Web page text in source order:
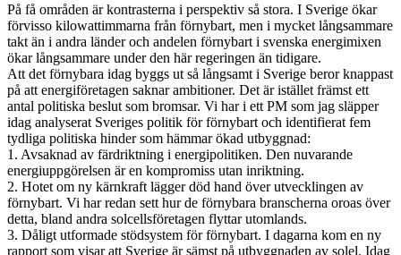
På få områden är kontrasterna i perspektiv så stora. I Sverige ökar
förvisso kilowattimmarna från förnybart, men i mycket långsammare
takt än i andra länder och andelen förnybart i svenska energimixen
ökar långsammare under den här regeringen än tidigare.
Att det förnybara idag byggs ut så långsamt i Sverige beror knappast
på att energiföretagen saknar ambitioner. Det är istället främst ett
antal politiska beslut som bromsar. Vi har i ett PM som jag släpper
idag analyserat Sveriges politik för förnybart och identifierat fem
tydliga politiska hinder som hämmar ökad utbyggnad:
1. Avsaknad av färdriktning i energipolitiken. Den nuvarande
energiuppgörelsen är en kompromiss utan inriktning.
2. Hotet om ny kärnkraft lägger död hand över utvecklingen av
förnybart. Vi har redan sett hur de förnybara branscherna oroas över
detta, bland andra solcellsföretagen flyttar utomlands.
3. Dåligt utformade stödsystem för förnybart. I dagarna kom en ny
rapport som visar att Sverige är sämst på utbyggnaden av solel. Idag